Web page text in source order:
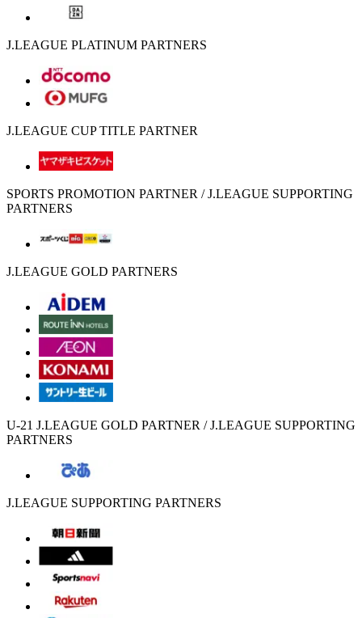
J.LEAGUE PLATINUM PARTNERS
J.LEAGUE CUP TITLE PARTNER
SPORTS PROMOTION PARTNER / J.LEAGUE SUPPORTING
PARTNERS
J.LEAGUE GOLD PARTNERS
U-21 J.LEAGUE GOLD PARTNER / J.LEAGUE SUPPORTING
PARTNERS
J.LEAGUE SUPPORTING PARTNERS